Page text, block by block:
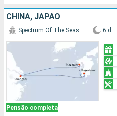
CHINA, JAPÃO
Pensão completa
Spectrum Of The Seas 6 d